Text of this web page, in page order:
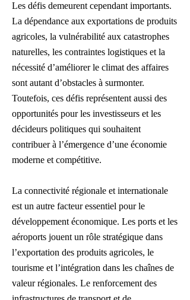
Les défis demeurent cependant importants.
La dépendance aux exportations de produits
agricoles, la vulnérabilité aux catastrophes
naturelles, les contraintes logistiques et la
nécessité d’améliorer le climat des affaires
sont autant d’obstacles à surmonter.
Toutefois, ces défis représentent aussi des
opportunités pour les investisseurs et les
décideurs politiques qui souhaitent
contribuer à l’émergence d’une économie
moderne et compétitive.
La connectivité régionale et internationale
est un autre facteur essentiel pour le
développement économique. Les ports et les
aéroports jouent un rôle stratégique dans
l’exportation des produits agricoles, le
tourisme et l’intégration dans les chaînes de
valeur régionales. Le renforcement des